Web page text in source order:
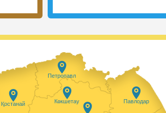
Көкшетау
Қостанай Павлодар
Петропавл